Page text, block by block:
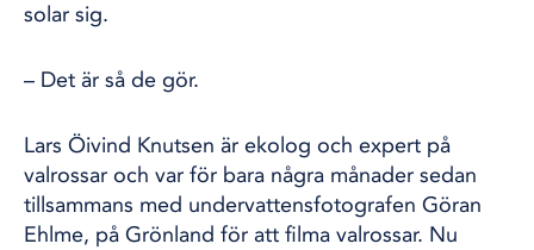
solar sig.
– Det är så de gör.
Lars Öivind Knutsen är ekolog och expert på
valrossar och var för bara några månader sedan
tillsammans med undervattensfotografen Göran
Ehlme, på Grönland för att filma valrossar. Nu